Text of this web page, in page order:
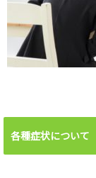
各種症状について